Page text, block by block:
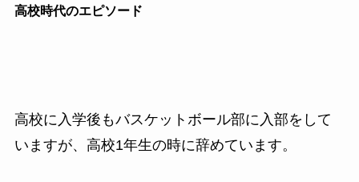
高校時代のエピソード
高校に入学後もバスケットボール部に入部をして
いますが、高校1年生の時に辞めています。